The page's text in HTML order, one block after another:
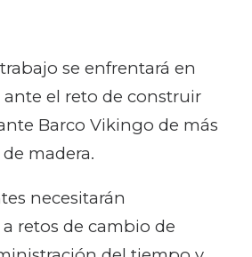
se enfrentará en
el reto de construir
Barco Vikingo de más
madera.
necesitarán
retos de cambio de